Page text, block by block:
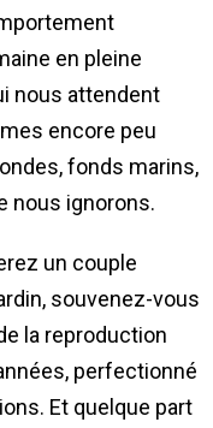
en pleine
nous attendent
encore peu
fonds marins,
nous ignorons.
un couple
souvenez-vous
la reproduction
perfectionné
Et quelque part